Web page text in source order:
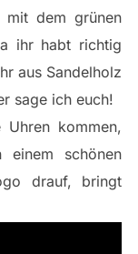
mit dem grünen
ihr habt richtig
aus Sandelholz
sage ich euch!
kommen,
schönen
drauf, bringt